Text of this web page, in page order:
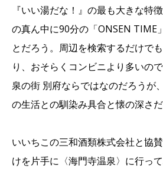
『いい湯だな！』の最も大きな特
の真ん中に90分の「ONSEN TIME
とだろう。周辺を検索するだけで
り、おそらくコンビニより多いの
泉の街 別府ならではなのだろうが
の生活との馴染み具合と懐の深さだ
いいちこの三和酒類株式会社と協
けを片手に〈海門寺温泉〉に行っ